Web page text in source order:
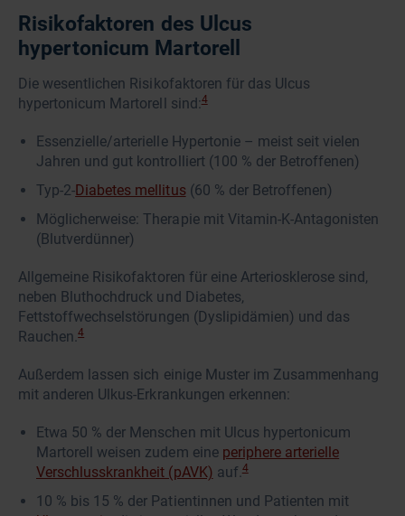
Risikofaktoren des Ulcus
hypertonicum Martorell
Die wesentlichen Risikofaktoren für das Ulcus
hypertonicum Martorell sind:4
Essenzielle/arterielle Hypertonie – meist seit vielen
Jahren und gut kontrolliert (100 % der Betroffenen)
Typ-2-Diabetes mellitus(60 % der Betroffenen)
Möglicherweise: Therapie mit Vitamin-K-Antagonisten
(Blutverdünner)
Allgemeine Risikofaktoren für eine Arteriosklerose sind,
neben Bluthochdruck und Diabetes,
Fettstoffwechselstörungen (Dyslipidämien) und das
Rauchen.4
Außerdem lassen sich einige Muster im Zusammenhang
mit anderen Ulkus-Erkrankungen erkennen:
Etwa 50 % der Menschen mit Ulcus hypertonicum
Martorell weisen zudem eine periphere arterielle
Verschlusskrankheit (pAVK) auf.4
10 % bis 15 % der Patientinnen und Patienten mit